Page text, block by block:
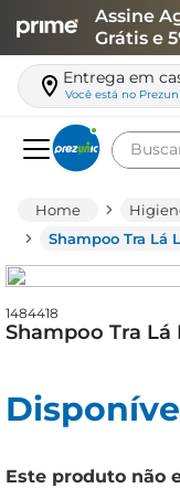
Assine
Grátis e
Entrega em
Você está no
Buscar
Shampoo Tra Lá
1484418
Shampoo Tra Lá
Este produto não
leite
queijo
azeite